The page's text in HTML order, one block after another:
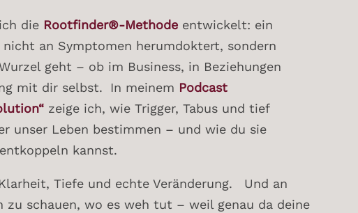
die Rootfinder®-Methode entwickelt: ein
nicht an Symptomen herumdoktert, sondern
geht – ob im Business, in Beziehungen
mit dir selbst. In meinem Podcast
zeige ich, wie Trigger, Tabus und tief
unser Leben bestimmen – und wie du sie
kannst.
Tiefe und echte Veränderung. Und an
zu schauen, wo es weh tut – weil genau da deine